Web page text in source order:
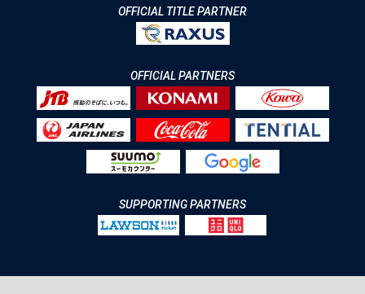
OFFICIAL TITLE PARTNER
OFFICIAL PARTNERS
SUPPORTING PARTNERS